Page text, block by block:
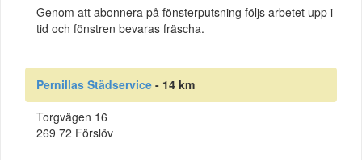
Genom att abonnera på fönsterputsning följs arbetet upp i
tid och fönstren bevaras fräscha.
Pernillas Städservice - 14 km
Torgvägen 16
269 72 Förslöv